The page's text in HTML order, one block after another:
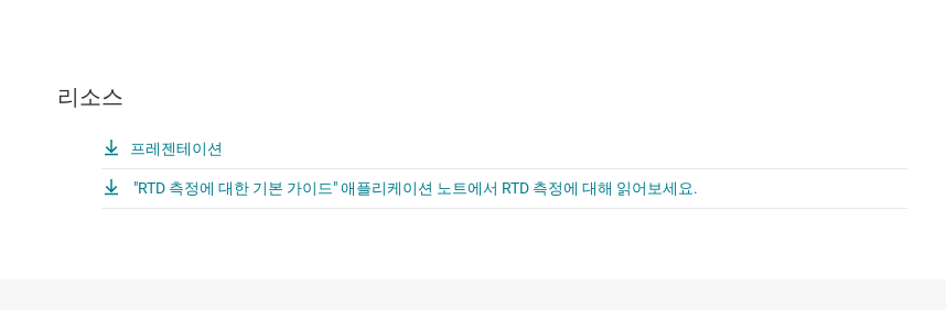
리소스
프레젠테이션
"RTD 측정에 대한 기본 가이드" 애플리케이션 노트에서 RTD 측정에 대해 읽어보세요.